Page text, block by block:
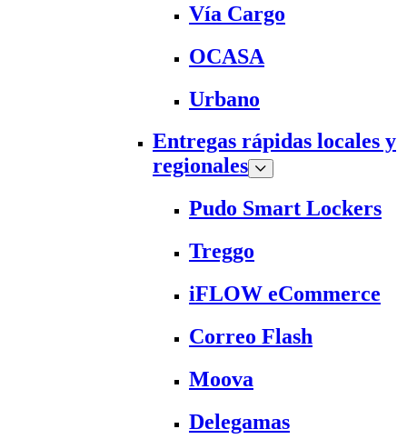
Vía Cargo
OCASA
Urbano
Entregas rápidas locales y
regionales
Pudo Smart Lockers
Treggo
iFLOW eCommerce
Correo Flash
Moova
Delegamas